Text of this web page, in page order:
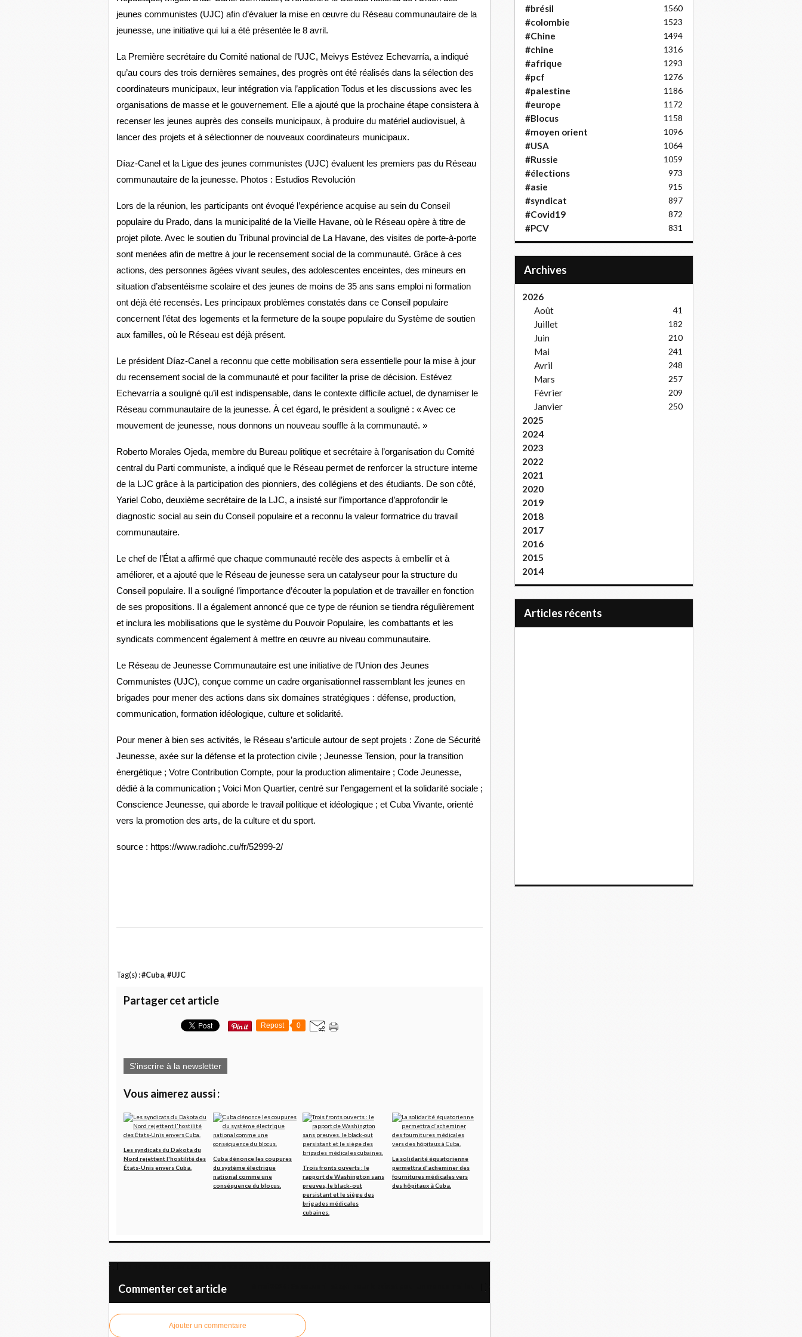
jeunes communistes (UJC) afin d’évaluer la mise en œuvre du Réseau communautaire de la
jeunesse, une initiative qui lui a été présentée le 8 avril.
La Première secrétaire du Comité national de l’UJC, Meivys Estévez Echevarría, a indiqué
qu’au cours des trois dernières semaines, des progrès ont été réalisés dans la sélection des
coordinateurs municipaux, leur intégration via l’application Todus et les discussions avec les
organisations de masse et le gouvernement. Elle a ajouté que la prochaine étape consistera à
recenser les jeunes auprès des conseils municipaux, à produire du matériel audiovisuel, à
lancer des projets et à sélectionner de nouveaux coordinateurs municipaux.
Díaz-Canel et la Ligue des jeunes communistes (UJC) évaluent les premiers pas du Réseau
communautaire de la jeunesse. Photos : Estudios Revolución
Lors de la réunion, les participants ont évoqué l’expérience acquise au sein du Conseil
populaire du Prado, dans la municipalité de la Vieille Havane, où le Réseau opère à titre de
projet pilote. Avec le soutien du Tribunal provincial de La Havane, des visites de porte-à-porte
sont menées afin de mettre à jour le recensement social de la communauté. Grâce à ces
actions, des personnes âgées vivant seules, des adolescentes enceintes, des mineurs en
situation d’absentéisme scolaire et des jeunes de moins de 35 ans sans emploi ni formation
ont déjà été recensés. Les principaux problèmes constatés dans ce Conseil populaire
concernent l’état des logements et la fermeture de la soupe populaire du Système de soutien
aux familles, où le Réseau est déjà présent.
Le président Díaz-Canel a reconnu que cette mobilisation sera essentielle pour la mise à jour
du recensement social de la communauté et pour faciliter la prise de décision. Estévez
Echevarría a souligné qu’il est indispensable, dans le contexte difficile actuel, de dynamiser le
Réseau communautaire de la jeunesse. À cet égard, le président a souligné : « Avec ce
mouvement de jeunesse, nous donnons un nouveau souffle à la communauté. »
Roberto Morales Ojeda, membre du Bureau politique et secrétaire à l’organisation du Comité
central du Parti communiste, a indiqué que le Réseau permet de renforcer la structure interne
de la LJC grâce à la participation des pionniers, des collégiens et des étudiants. De son côté,
Yariel Cobo, deuxième secrétaire de la LJC, a insisté sur l’importance d’approfondir le
diagnostic social au sein du Conseil populaire et a reconnu la valeur formatrice du travail
communautaire.
Le chef de l’État a affirmé que chaque communauté recèle des aspects à embellir et à
améliorer, et a ajouté que le Réseau de jeunesse sera un catalyseur pour la structure du
Conseil populaire. Il a souligné l’importance d’écouter la population et de travailler en fonction
de ses propositions. Il a également annoncé que ce type de réunion se tiendra régulièrement
et inclura les mobilisations que le système du Pouvoir Populaire, les combattants et les
syndicats commencent également à mettre en œuvre au niveau communautaire.
Le Réseau de Jeunesse Communautaire est une initiative de l’Union des Jeunes
Communistes (UJC), conçue comme un cadre organisationnel rassemblant les jeunes en
brigades pour mener des actions dans six domaines stratégiques : défense, production,
communication, formation idéologique, culture et solidarité.
Pour mener à bien ses activités, le Réseau s’articule autour de sept projets : Zone de Sécurité
Jeunesse, axée sur la défense et la protection civile ; Jeunesse Tension, pour la transition
énergétique ; Votre Contribution Compte, pour la production alimentaire ; Code Jeunesse,
dédié à la communication ; Voici Mon Quartier, centré sur l’engagement et la solidarité sociale ;
Conscience Jeunesse, qui aborde le travail politique et idéologique ; et Cuba Vivante, orienté
vers la promotion des arts, de la culture et du sport.
source : https://www.radiohc.cu/fr/52999-2/
Tag(s) :#Cuba, #UJC
Partager cet article
Repost 0
S'inscrire à la newsletter
Vous aimerez aussi :
Les syndicats du Dakota du
Nord rejettent l'hostilité des
États-Unis envers Cuba.
Cuba dénonce les coupures
du système électrique
national comme une
conséquence du blocus.
Trois fronts ouverts : le
rapport de Washington sans
preuves, le black-out
persistant et le siège des
brigades médicales
cubaines.
La solidarité équatorienne
permettra d'acheminer des
fournitures médicales vers
des hôpitaux à Cuba.
Commenter cet article
Ajouter un commentaire
#brésil 1560
#colombie 1523
#Chine 1494
#chine 1316
#afrique 1293
#pcf 1276
#palestine 1186
#europe 1172
#Blocus 1158
#moyen orient 1096
#USA 1064
#Russie 1059
#élections 973
#asie 915
#syndicat 897
#Covid19 872
#PCV 831
Archives
2026
Août
41
Juillet 182
Juin 210
Mai 241
Avril 248
Mars 257
Février 209
Janvier 250
2025
2024
2023
2022
2021
2020
2019
2018
2017
2016
2015
2014
articles récents